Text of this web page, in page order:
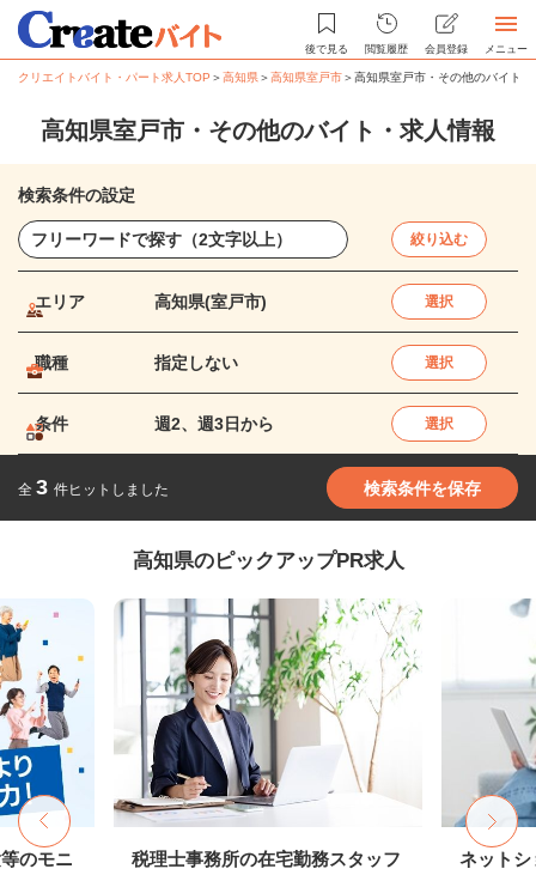
後で見る 閲覧履歴 会員登録 メニュー
クリエイトバイト・パート求人TOP ＞高知県＞高知県室戸市＞高知県室戸市・その他のバイト
高知県室戸市・その他のバイト・求人情報
検索条件の設定
絞り込む
エリア 高知県(室戸市) 選択
職種 指定しない 選択
条件 週2、週3日から 選択
全 3 件ヒットしました 検索条件を保存
高知県のピックアップPR求人
のモニ 税理士事務所の在宅勤務スタッフ
ネットシ